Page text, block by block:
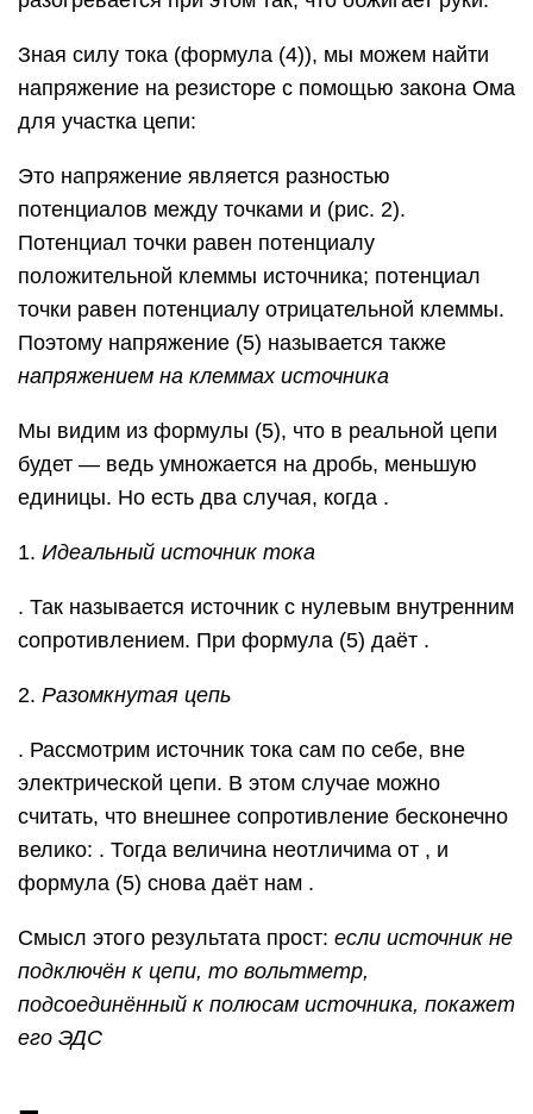
Зная силу тока (формула (4)), мы можем найти
напряжение на резисторе с помощью закона Ома
для участка цепи:
Это напряжение является разностью
потенциалов между точками и (рис. 2).
Потенциал точки равен потенциалу
положительной клеммы источника; потенциал
точки равен потенциалу отрицательной клеммы.
Поэтому напряжение (5) называется также
напряжением на клеммах источника
Мы видим из формулы (5), что в реальной цепи
будет — ведь умножается на дробь, меньшую
единицы. Но есть два случая, когда .
1. Идеальный источник тока
. Так называется источник с нулевым внутренним
сопротивлением. При формула (5) даёт .
2. Разомкнутая цепь
. Рассмотрим источник тока сам по себе, вне
электрической цепи. В этом случае можно
считать, что внешнее сопротивление бесконечно
велико: . Тогда величина неотличима от , и
формула (5) снова даёт нам .
Смысл этого результата прост: если источник не
подключён к цепи, то вольтметр,
подсоединённый к полюсам источника, покажет
его ЭДС